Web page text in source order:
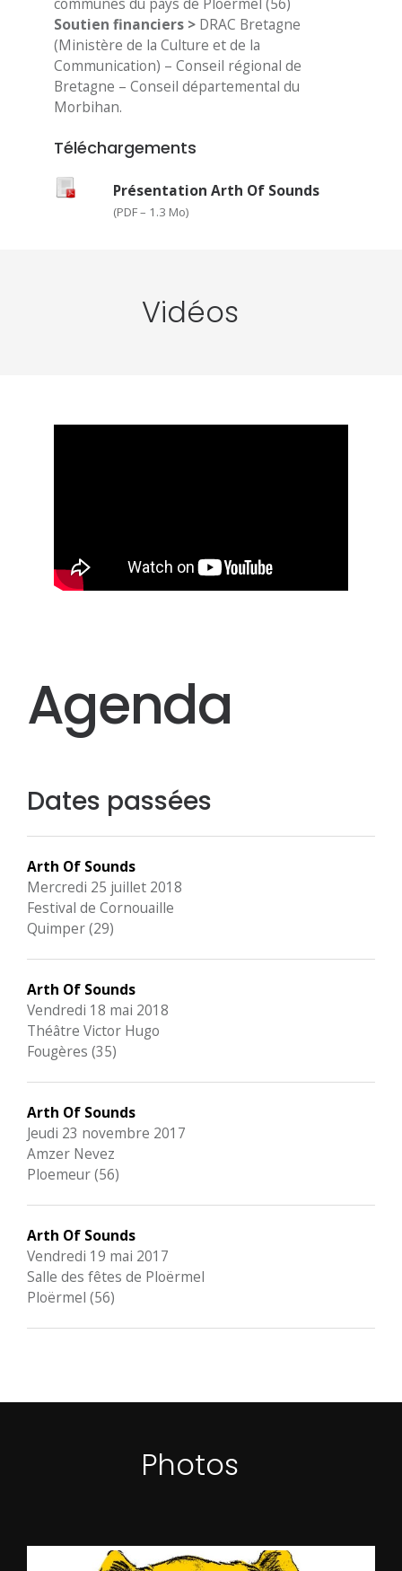
Soutien financiers > DRAC Bretagne
(Ministère de la Culture et de la
Communication) – Conseil régional de
Bretagne – Conseil départemental du
Morbihan.
Téléchargements
Présentation Arth Of Sounds
(PDF – 1.3 Mo)
Vidéos
Agenda
Dates passées
Arth Of Sounds
Mercredi 25 juillet 2018
Festival de Cornouaille
Quimper (29)
Arth Of Sounds
Vendredi 18 mai 2018
Théâtre Victor Hugo
Fougères (35)
Arth Of Sounds
Jeudi 23 novembre 2017
Amzer Nevez
Ploemeur (56)
Arth Of Sounds
Vendredi 19 mai 2017
Salle des fêtes de Ploërmel
Ploërmel (56)
Photos